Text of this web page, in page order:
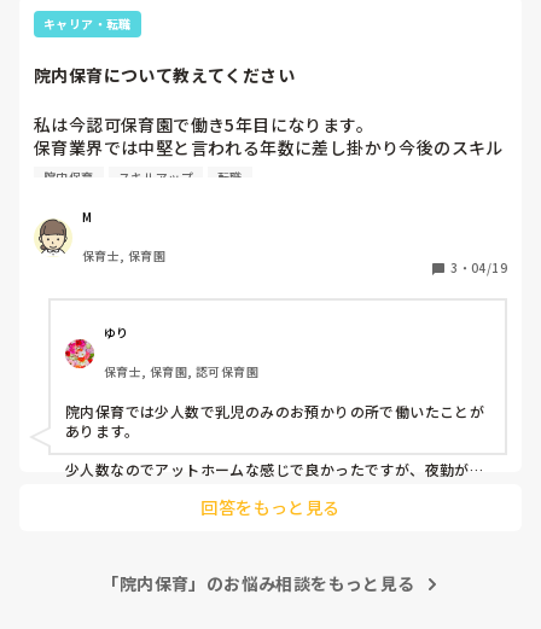
た上司の保育士さんも辞められ、積もり積もったものを考え
ると辞めたい気持ちでいっぱいです。
引っ越しでの転職は仕方ないですが、職を転々としているの
は、正直印象はあまり良くないと思います。
はないか？と思われると思います。
特色を調べ、園の魅力や「スキルアップしたいです！」などの
熱意を伝えると、伝わる可能性があるかもしれません。
もし転職活動をする余裕があるのであれば、やらないよりやっ
少しでもご参考になれば、嬉しいです。
キャリア・転職
院内保育について教えてください
私は今認可保育園で働き5年目になります。
保育業界では中堅と言われる年数に差し掛かり今後のスキル
アップの為に転職を考えています。
がおらず、転職サイトを見ても入職希望者を増やすためなの
かメリットしか記載されていません。
もし院内保育経験の方がいらっしゃれば、院内保育ならでは
よろしくお願い致します。
院内保育 スキルアップ 転職
M
保育士, 保育園
3 ・ 04/19
ゆり
保育士, 保育園, 認可保育園
院内保育では少人数で乳児のみのお預かりの所で働いたことが
あります。
少人数なのでアットホームな感じで良かったですが、夜勤があ
あとずっと起きていないといけないわけではなかったのでそこ
0歳児も2ヶ月位からいましたし、途中入園も結構あり0歳が多
回答をもっと見る
「院内保育」のお悩み相談をもっと見る